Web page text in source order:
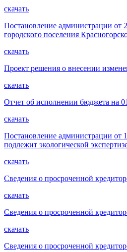
скачать
Постановление администрации от
городского поселения
скачать
Проект решения о внесении
скачать
Отчет об исполнении бюджета на
скачать
Постановление администрации от
подлежит экологической
скачать
Сведения о просроченной
скачать
Сведения о просроченной
скачать
Сведения о просроченной